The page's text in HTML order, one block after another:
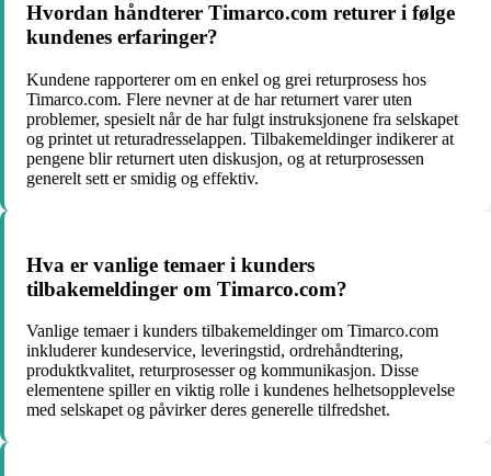
Hvordan håndterer Timarco.com returer i følge
kundenes erfaringer?
Kundene rapporterer om en enkel og grei returprosess hos
Timarco.com. Flere nevner at de har returnert varer uten
problemer, spesielt når de har fulgt instruksjonene fra selskapet
og printet ut returadresselappen. Tilbakemeldinger indikerer at
pengene blir returnert uten diskusjon, og at returprosessen
generelt sett er smidig og effektiv.
Hva er vanlige temaer i kunders
tilbakemeldinger om Timarco.com?
Vanlige temaer i kunders tilbakemeldinger om Timarco.com
inkluderer kundeservice, leveringstid, ordrehåndtering,
produktkvalitet, returprosesser og kommunikasjon. Disse
elementene spiller en viktig rolle i kundenes helhetsopplevelse
med selskapet og påvirker deres generelle tilfredshet.